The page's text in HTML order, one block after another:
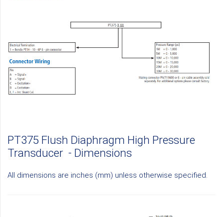
PT375 Flush Diaphragm High Pressure
Transducer - Dimensions
All dimensions are inches (mm) unless otherwise specified.